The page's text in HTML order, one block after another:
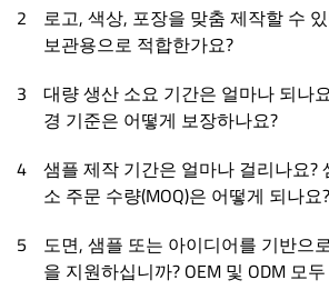
2 로고, 색상, 포장을 맞춤 제작할 수
보관용으로 적합한가요?
3 대량 생산 소요 기간은 얼마나 되나
경 기준은 어떻게 보장하나요?
4 샘플 제작 기간은 얼마나 걸리나요?
소 주문 수량(MOQ)은 어떻게 되나요?
5 도면, 샘플 또는 아이디어를 기반으
을 지원하십니까? OEM 및 ODM 모